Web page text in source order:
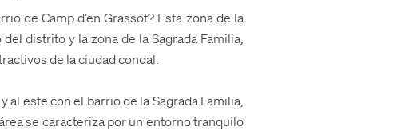
de Camp d’en Grassot? Esta zona de la
distrito y la zona de la Sagrada Familia,
de la ciudad condal.
este con el barrio de la Sagrada Familia,
se caracteriza por un entorno tranquilo